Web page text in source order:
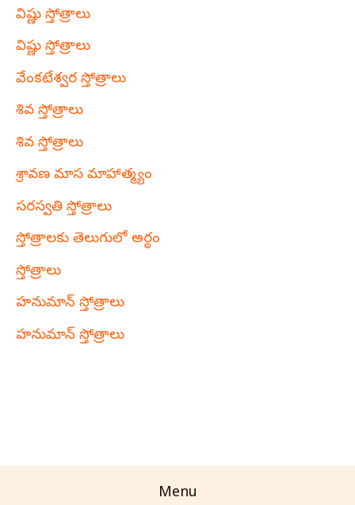
విష్ణు స్తోత్రాలు
విష్ణు స్తోత్రాలు
వేంకటేశ్వర స్తోత్రాలు
శివ స్తోత్రాలు
శివ స్తోత్రాలు
శ్రావణ మాస మాహాత్మ్యం
సరస్వతి స్తోత్రాలు
స్తోత్రాలకు తెలుగులో అర్థం
స్తోత్రాలు
హనుమాన్ స్తోత్రాలు
హనుమాన్ స్తోత్రాలు
Menu